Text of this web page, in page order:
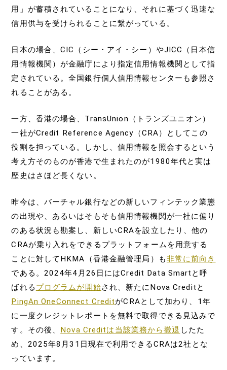
用」が蓄積されていることになり、それに基づく迅速な
信用供与を受けられることに繋がっている。
日本の場合、CIC（シー・アイ・シー）やJICC（日本信
用情報機関）が金融庁により指定信用情報機関として指
定されている。全国銀行個人信用情報センターも参照さ
れることがある。
一方、香港の場合、TransUnion（トランズユニオン）
一社がCredit Reference Agency（CRA）としてこの
役割を担っている。しかし、信用情報を照会するという
考え方そのものが香港で生まれたのが1980年代と実は
歴史はさほど長くない。
昨今は、バーチャル銀行などの新しいフィンテック業態
の出現や、あるいはそもそも信用情報機関が一社に偏り
のある状況も勘案し、新しいCRAを設立したり、他の
CRAが乗り入れをできるプラットフォームを用意する
ことに対してHKMA（香港金融管理局）も非常に前向き
である。2024年4月26日にはCredit Data Smartと呼
ばれる プログラムが開始され、新たにNova Creditと
PingAn OneConnect CreditがCRAとして加わり、1年
に一度クレジットレポートを無料で取得できる見込みで
す。その後、 Nova Creditは当該業務から撤退 したた
め、2025年8月31日現在で利用できるCRAは2社とな
っています。